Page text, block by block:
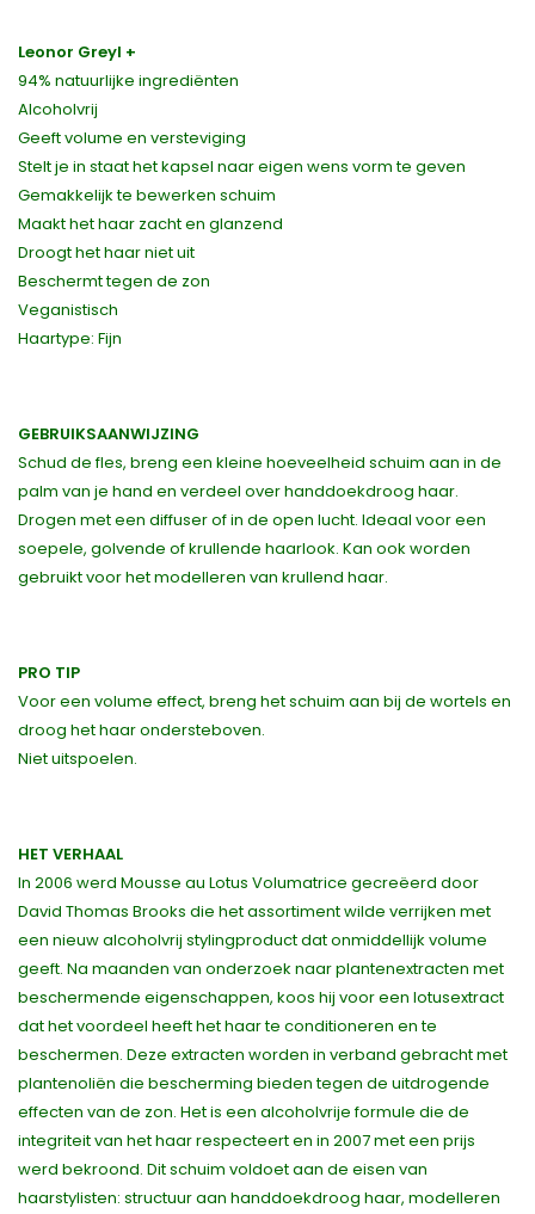
Leonor Greyl +
94% natuurlijke ingrediënten
Alcoholvrij
Geeft volume en versteviging
Stelt je in staat het kapsel naar eigen wens vorm te geven
Gemakkelijk te bewerken schuim
Maakt het haar zacht en glanzend
Droogt het haar niet uit
Beschermt tegen de zon
Veganistisch
Haartype: Fijn
GEBRUIKSAANWIJZING
Schud de fles, breng een kleine hoeveelheid schuim aan in de
palm van je hand en verdeel over handdoekdroog haar.
Drogen met een diffuser of in de open lucht. Ideaal voor een
soepele, golvende of krullende haarlook. Kan ook worden
gebruikt voor het modelleren van krullend haar.
PRO TIP
Voor een volume effect, breng het schuim aan bij de wortels en
droog het haar ondersteboven.
Niet uitspoelen.
HET VERHAAL
In 2006 werd Mousse au Lotus Volumatrice gecreëerd door
David Thomas Brooks die het assortiment wilde verrijken met
een nieuw alcoholvrij stylingproduct dat onmiddellijk volume
geeft. Na maanden van onderzoek naar plantenextracten met
beschermende eigenschappen, koos hij voor een lotusextract
dat het voordeel heeft het haar te conditioneren en te
beschermen. Deze extracten worden in verband gebracht met
plantenoliën die bescherming bieden tegen de uitdrogende
effecten van de zon. Het is een alcoholvrije formule die de
integriteit van het haar respecteert en in 2007 met een prijs
werd bekroond. Dit schuim voldoet aan de eisen van
haarstylisten: structuur aan handdoekdroog haar, modelleren